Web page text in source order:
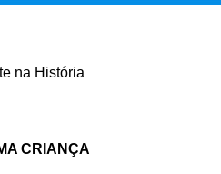
na História
CRIANÇA